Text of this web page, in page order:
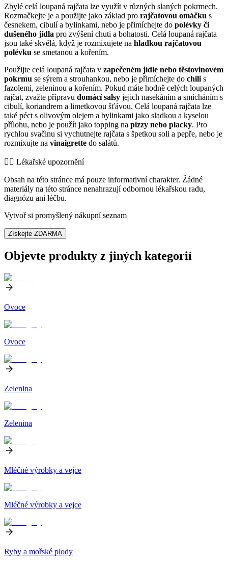
Zbylé celá loupaná rajčata lze využít v různých slaných pokrmech.
Rozmačkejte je a použijte jako základ pro rajčatovou omáčku s
česnekem, cibulí a bylinkami, nebo je přimíchejte do polévky či
dušeného jídla pro zvýšení chuti a bohatosti. Celá loupaná rajčata
jsou také skvělá, když je rozmixujete na hladkou rajčatovou
polévku se smetanou a kořením.
Použijte celá loupaná rajčata v zapečeném jídle nebo těstovinovém
pokrmu se sýrem a strouhankou, nebo je přimíchejte do chili s
fazolemi, zeleninou a kořením. Pokud máte hodně celých loupaných
rajčat, zvažte přípravu domácí salsy jejich nasekáním a smícháním s
cibulí, koriandrem a limetkovou šťávou. Celá loupaná rajčata lze
také péct s olivovým olejem a bylinkami jako sladkou a kyselou
přílohu, nebo je použít jako topping na pizzy nebo placky. Pro
rychlou svačinu si vychutnejte rajčata s špetkou soli a pepře, nebo je
rozmixujte na vinaigrette do salátů.
👨‍⚕️️ Lékařské upozornění
Obsah na této stránce má pouze informativní charakter. Žádné
materiály na této stránce nenahrazují odbornou lékařskou radu,
diagnózu ani léčbu.
Vytvoř si promyšlený nákupní seznam
Získejte ZDARMA
Objevte produkty z jiných kategorií
Ovoce
Ovoce
Zelenina
Zelenina
Mléčné výrobky a vejce
Mléčné výrobky a vejce
Ryby a mořské plody